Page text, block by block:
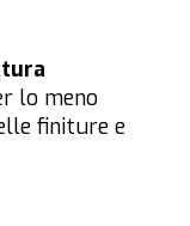
lo meno
finiture e